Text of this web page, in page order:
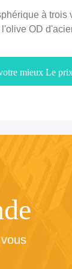
à trois
OD
mieux Le